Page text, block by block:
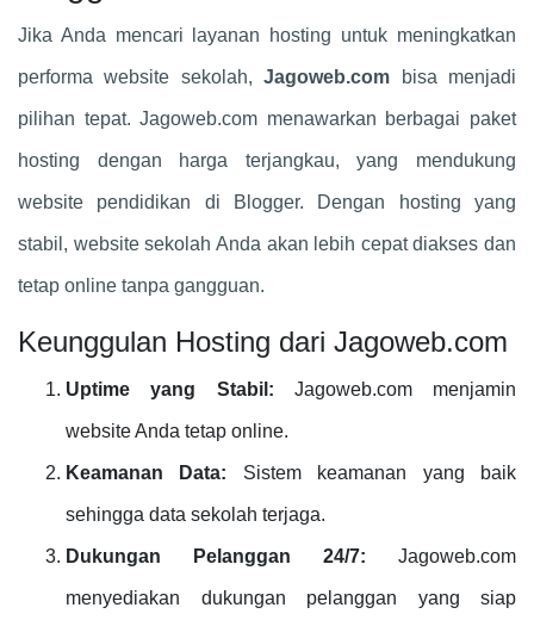
Jika Anda mencari layanan hosting untuk meningkatkan
performa website sekolah,Jagoweb.com bisa menjadi
pilihan tepat. Jagoweb.com menawarkan berbagai paket
hosting dengan harga terjangkau, yang mendukung
website pendidikan di Blogger. Dengan hosting yang
stabil, website sekolah Anda akan lebih cepat diakses dan
tetap online tanpa gangguan.
Keunggulan Hosting dari Jagoweb.com
Uptime yang Stabil: Jagoweb.com menjamin
website Anda tetap online.
Keamanan Data: Sistem keamanan yang baik
sehingga data sekolah terjaga.
Dukungan Pelanggan 24/7: Jagoweb.com
menyediakan dukungan pelanggan yang siap